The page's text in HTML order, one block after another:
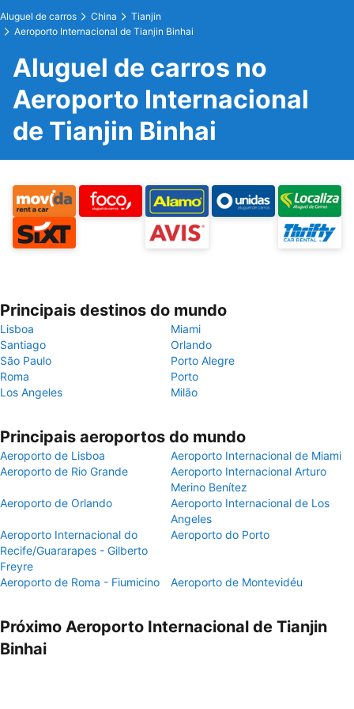
Aluguel de carros China
Tianjin
Aeroporto Internacional de Tianjin Binhai
Aluguel de carros no
Aeroporto Internacional
de Tianjin Binhai
Principais destinos do mundo
Lisboa
Miami
Santiago
Orlando
São Paulo
Porto Alegre
Roma
Porto
Los Angeles
Milão
Principais aeroportos do mundo
Aeroporto de Lisboa
Aeroporto Internacional de Miami
Aeroporto de Rio Grande
Aeroporto Internacional Arturo
Merino Benítez
Aeroporto de Orlando
Aeroporto Internacional de Los
Angeles
Aeroporto Internacional do
Recife/Guararapes - Gilberto
Freyre
Aeroporto do Porto
Aeroporto de Roma - Fiumicino Aeroporto de Montevidéu
Próximo Aeroporto Internacional de Tianjin
Binhai